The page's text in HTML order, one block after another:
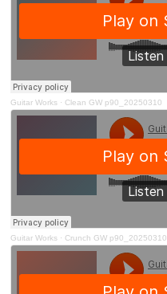
Guitar Works · Clean GW p90_20250310
Guitar Works · Crunch GW p90_20250310